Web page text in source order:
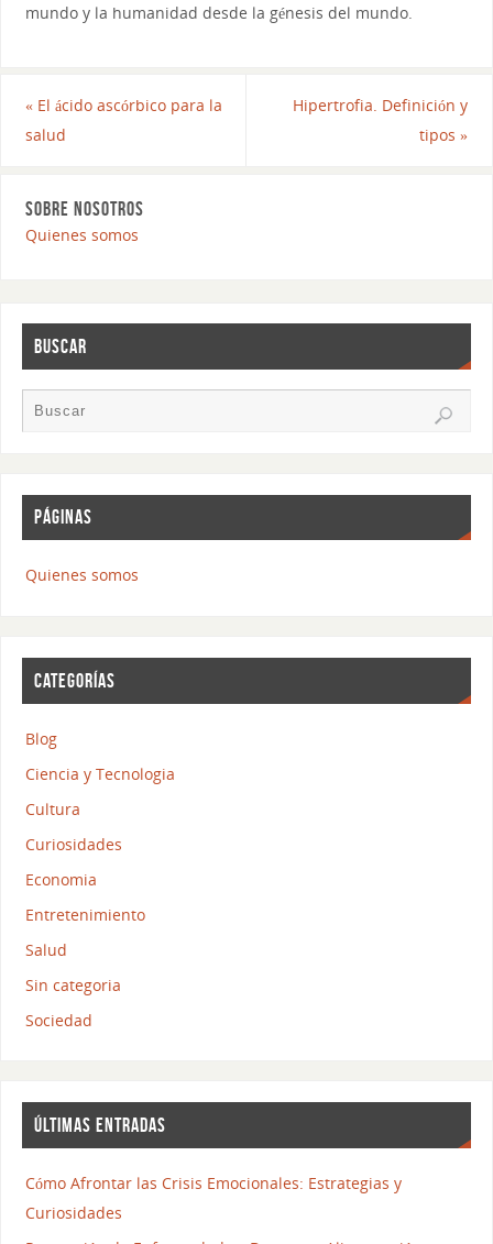
mundo y la humanidad desde la génesis del mundo.
«El ácido ascórbico para la
salud
Hipertrofia. Definición y
tipos»
SOBRE NOSOTROS
Quienes somos
BUSCAR
PÁGINAS
Quienes somos
CATEGORÍAS
Blog
Ciencia y Tecnologia
Cultura
Curiosidades
Economia
Entretenimiento
Salud
Sin categoria
Sociedad
ÚLTIMAS ENTRADAS
Cómo Afrontar las Crisis Emocionales: Estrategias y
Curiosidades